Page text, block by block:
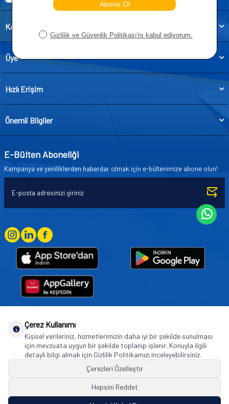
Kategoriler
Üye
Hızlı Erişim
Önemli Bilgiler
E-Bülten Aboneliği
Kampanya ve yeniliklerden haberdar olmak için e-bültenimize abone olun!
Goodyear (and Winged Foot Design) are trademarks of or licensed to The Goodyear
Tire & Rubber Company used under license by Basbug Group Company,
Istanbul/Türkiye. © 2026 The Goodyear Tire & Rubber Company.
Çerez Kullanımı
Kişisel verileriniz, hizmetlerimizin daha iyi bir şekilde sunulması
için mevzuata uygun bir şekilde toplanıp işlenir. Konuyla ilgili
detaylı bilgi almak için Gizlilik Politikamızı inceleyebilirsiniz.
Çerezleri Özelleştir
Hepsini Reddet